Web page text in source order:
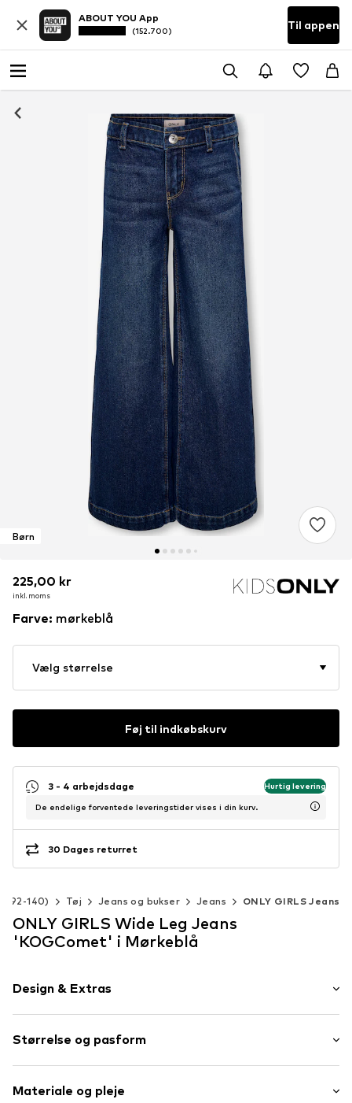
ABOUT YOU App
(152.700) Til appen
Børn
225,00 kr
inkl. moms
225,00 kr
inkl. moms
225,00 kr
inkl. moms
Farve: mørkeblå
Vælg størrelse
Føj til indkøbskurv
3 - 4 arbejdsdage Hurtig levering
De endelige forventede leveringstider vises i din kurv.
30 Dages returret
92-140) Tøj Jeans og bukser Jeans ONLY GIRLS Jeans
ONLY GIRLS Wide Leg Jeans
'KOGComet' i Mørkeblå
Design & Extras
Jeans
Heavy washed
Kviltet søm/kant
Størrelse og pasform
Pasform: Wide Leg
Materiale og pleje